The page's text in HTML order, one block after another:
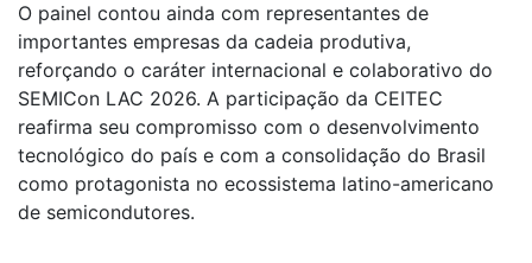
O painel contou ainda com representantes de
importantes empresas da cadeia produtiva,
reforçando o caráter internacional e colaborativo do
SEMICon LAC 2026. A participação da CEITEC
reafirma seu compromisso com o desenvolvimento
tecnológico do país e com a consolidação do Brasil
como protagonista no ecossistema latino-americano
de semicondutores.​